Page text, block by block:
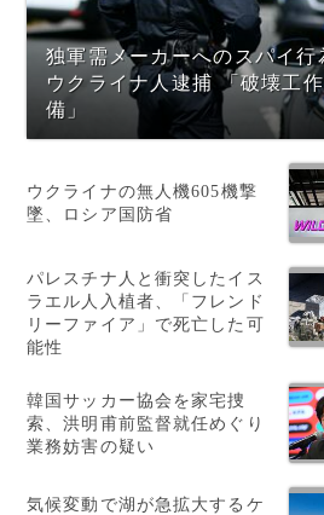
独軍需メーカーへのスパイ行
ウクライナ人逮捕 「破壊工
備」
ウクライナの無人機605機撃
墜、ロシア国防省
パレスチナ人と衝突したイス
ラエル人入植者、「フレンド
リーファイア」で死亡した可
能性
韓国サッカー協会を家宅捜
索、洪明甫前監督就任めぐり
業務妨害の疑い
気候変動で湖が急拡大するケ